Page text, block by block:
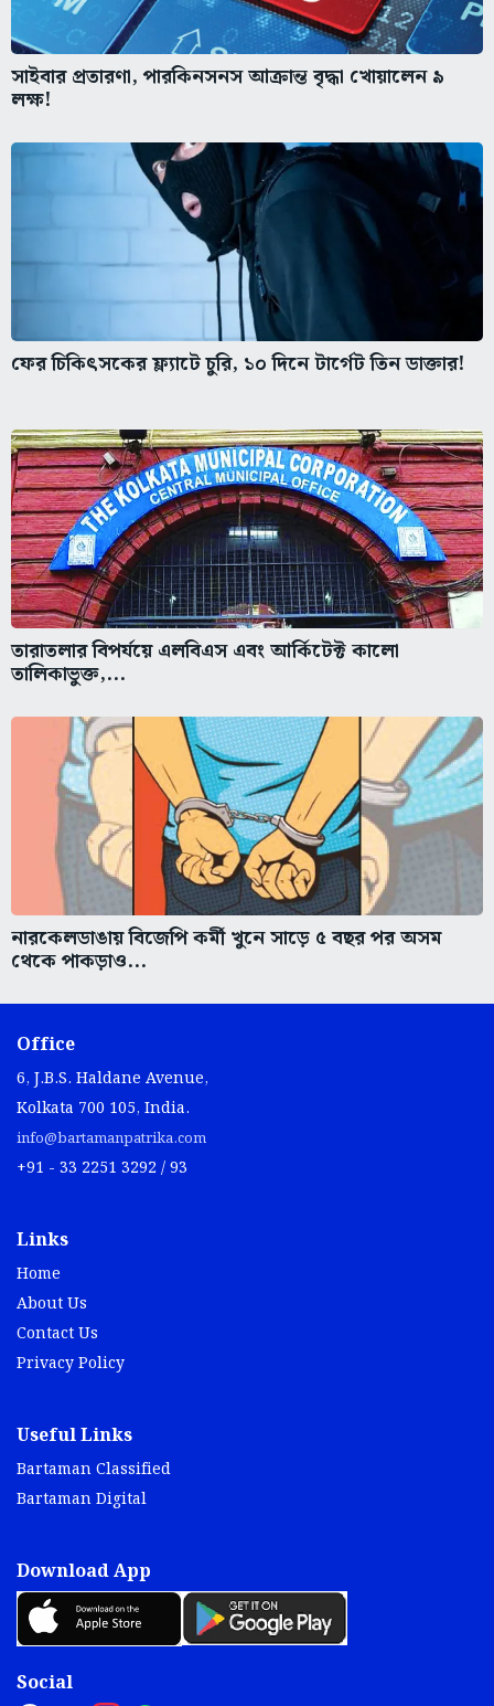
সাইবার প্রতারণা, পারকিনসনস আক্রান্ত বৃদ্ধা খোয়ালেন ৯
লক্ষ!
ফের চিকিৎসকের ফ্ল্যাটে চুরি, ১০ দিনে টার্গেট তিন ডাক্তার!
তারাতলার বিপর্যয়ে এলবিএস এবং আর্কিটেক্ট কালো
তালিকাভুক্ত,...
নারকেলডাঙায় বিজেপি কর্মী খুনে সাড়ে ৫ বছর পর অসম
থেকে পাকড়াও...
Office
6, J.B.S. Haldane Avenue,
Kolkata 700 105, India.
info@bartamanpatrika.com
+91 - 33 2251 3292 / 93
Links
Home
About Us
Contact Us
Privacy Policy
Useful Links
Bartaman Classified
Bartaman Digital
Download App
Social